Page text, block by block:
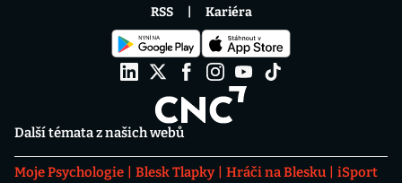
Další témata z našich webů
Moje Psychologie Blesk Tlapky Hráči na Blesku
iSport
RSS Kariéra